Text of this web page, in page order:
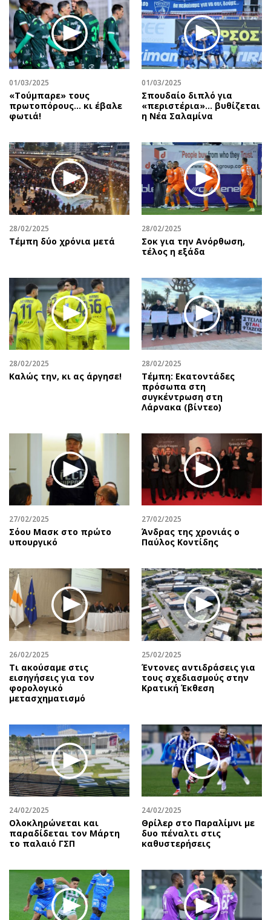
01/03/2025
«Τούμπαρε» τους
πρωτοπόρους… κι έβαλε
φωτιά!
01/03/2025
Σπουδαίο διπλό για
«περιστέρια»... βυθίζεται
η Νέα Σαλαμίνα
28/02/2025
Τέμπη δύο χρόνια μετά
28/02/2025
Σοκ για την Ανόρθωση,
τέλος η εξάδα
28/02/2025
Καλώς την, κι ας άργησε!
28/02/2025
Τέμπη: Εκατοντάδες
πρόσωπα στη
συγκέντρωση στη
Λάρνακα (βίντεο)
27/02/2025
Σόου Μασκ στο πρώτο
υπουργικό
27/02/2025
Άνδρας της χρονιάς ο
Παύλος Κοντίδης
26/02/2025
Τι ακούσαμε στις
εισηγήσεις για τον
φορολογικό
μετασχηματισμό
25/02/2025
Έντονες αντιδράσεις για
τους σχεδιασμούς στην
Κρατική Έκθεση
24/02/2025
Ολοκληρώνεται και
παραδίδεται τον Μάρτη
το παλαιό ΓΣΠ
24/02/2025
Θρίλερ στο Παραλίμνι με
δυο πέναλτι στις
καθυστερήσεις